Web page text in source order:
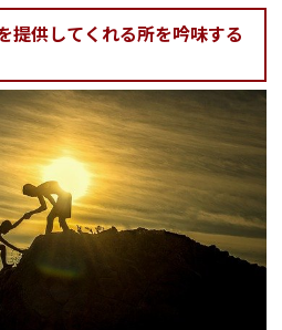
提供してくれる所を吟味する